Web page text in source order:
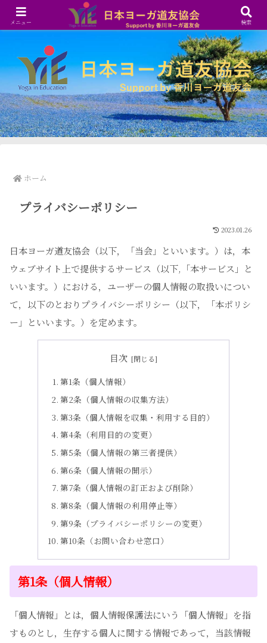
ホーム
プライバシーポリシー
2023.01.26
日本ヨーガ道友協会（以下，「当会」といいます。）は，本
ウェブサイト上で提供するサービス（以下,「本サービス」と
いいます。）における，ユーザーの個人情報の取扱いについ
て，以下のとおりプライバシーポリシー（以下，「本ポリシ
ー」といいます。）を定めます。
目次
第1条（個人情報）
第2条（個人情報の収集方法）
第3条（個人情報を収集・利用する目的）
第4条（利用目的の変更）
第5条（個人情報の第三者提供）
第6条（個人情報の開示）
第7条（個人情報の訂正および削除）
第8条（個人情報の利用停止等）
第9条（プライバシーポリシーの変更）
第10条（お問い合わせ窓口）
第1条（個人情報）
「個人情報」とは，個人情報保護法にいう「個人情報」を指
すものとし，生存する個人に関する情報であって，当該情報
メニュー 検索